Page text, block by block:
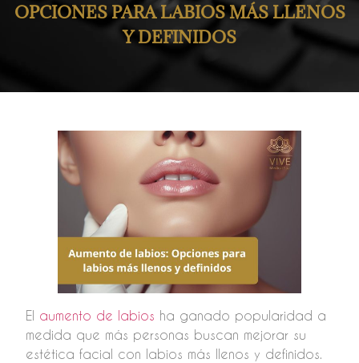
OPCIONES PARA LABIOS MÁS LLENOS
Y DEFINIDOS
El aumento de labios ha ganado popularidad a
medida que más personas buscan mejorar su
estética facial con labios más llenos y definidos.